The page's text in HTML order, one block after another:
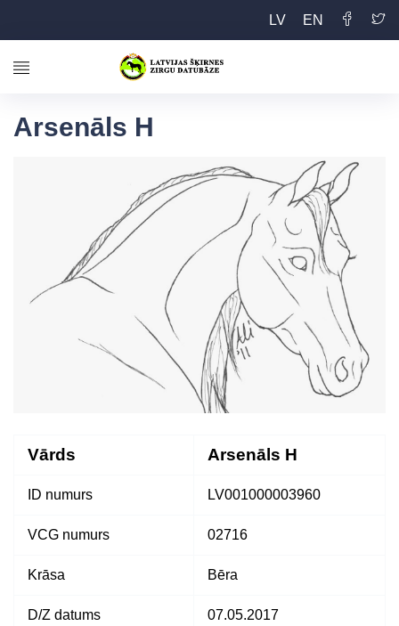
LV EN
Arsenāls H
Vārds Arsenāls H
ID numurs LV001000003960
VCG numurs 02716
Krāsa Bēra
D/Z datums 07.05.2017